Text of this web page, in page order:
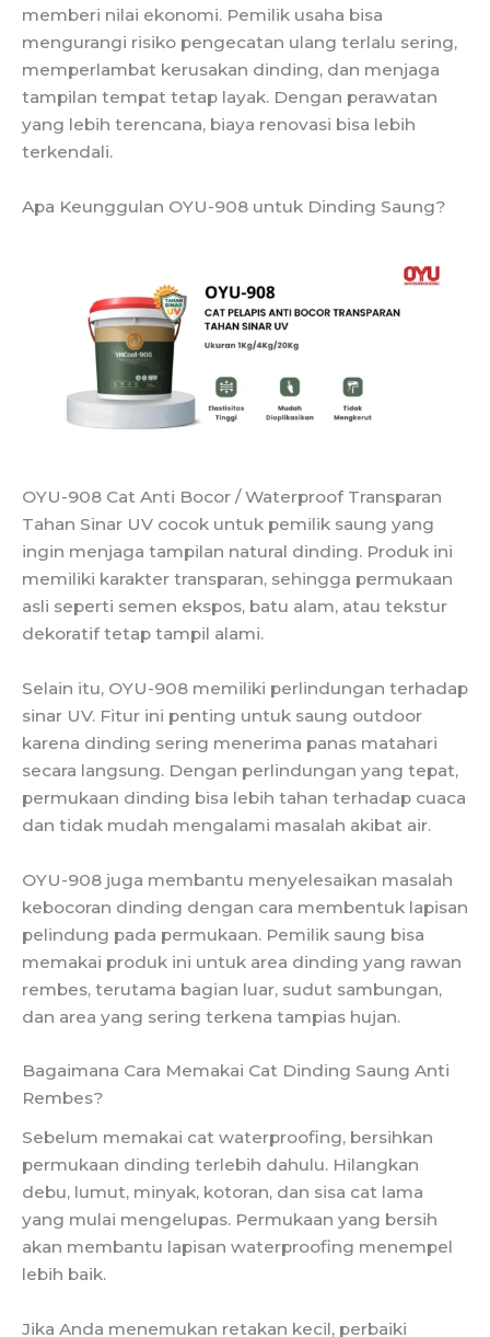
memberi nilai ekonomi. Pemilik usaha bisa
mengurangi risiko pengecatan ulang terlalu sering,
memperlambat kerusakan dinding, dan menjaga
tampilan tempat tetap layak. Dengan perawatan
yang lebih terencana, biaya renovasi bisa lebih
terkendali.
Apa Keunggulan OYU-908 untuk Dinding Saung?
OYU-908 Cat Anti Bocor / Waterproof Transparan
Tahan Sinar UV cocok untuk pemilik saung yang
ingin menjaga tampilan natural dinding. Produk ini
memiliki karakter transparan, sehingga permukaan
asli seperti semen ekspos, batu alam, atau tekstur
dekoratif tetap tampil alami.
Selain itu, OYU-908 memiliki perlindungan terhadap
sinar UV. Fitur ini penting untuk saung outdoor
karena dinding sering menerima panas matahari
secara langsung. Dengan perlindungan yang tepat,
permukaan dinding bisa lebih tahan terhadap cuaca
dan tidak mudah mengalami masalah akibat air.
OYU-908 juga membantu menyelesaikan masalah
kebocoran dinding dengan cara membentuk lapisan
pelindung pada permukaan. Pemilik saung bisa
memakai produk ini untuk area dinding yang rawan
rembes, terutama bagian luar, sudut sambungan,
dan area yang sering terkena tampias hujan.
Bagaimana Cara Memakai Cat Dinding Saung Anti
Rembes?
Sebelum memakai cat waterproofing, bersihkan
permukaan dinding terlebih dahulu. Hilangkan
debu, lumut, minyak, kotoran, dan sisa cat lama
yang mulai mengelupas. Permukaan yang bersih
akan membantu lapisan waterproofing menempel
lebih baik.
Jika Anda menemukan retakan kecil, perbaiki